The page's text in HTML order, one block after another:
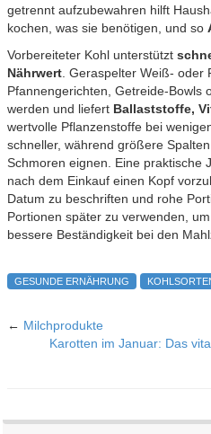
getrennt aufzubewahren hilft
kochen, was sie benötigen, und so
Vorbereiteter Kohl unterstützt
Nährwert . Geraspelter Weiß- oder
Pfannengerichten, Getreide-Bowls
werden und liefert Ballaststoffe,
wertvolle Pflanzenstoffe bei
schneller, während größere
Schmoren eignen. Eine praktische
nach dem Einkauf einen Kopf
Datum zu beschriften und rohe
Portionen später zu verwenden,
bessere Beständigkeit bei den
GESUNDE ERNÄHRUNG
← Milchprodukte
Karotten im Januar: Das